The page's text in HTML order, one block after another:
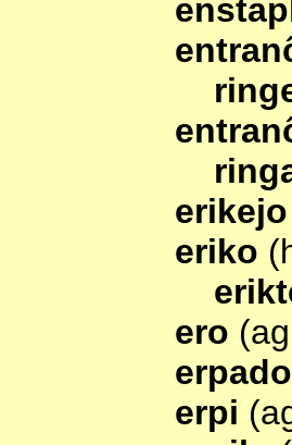
erikejo
eriko
ero
erpado
erpi